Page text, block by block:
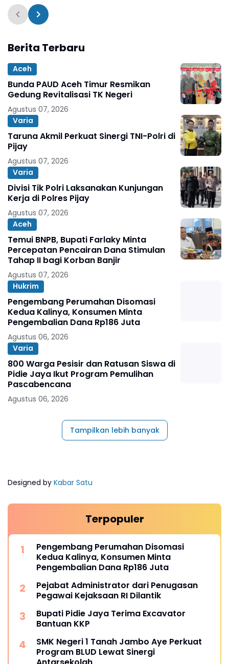
Berita Terbaru
Aceh
Bunda PAUD Aceh Timur Resmikan
Gedung Revitalisasi TK Negeri
Agustus 07, 2026
Varia
Taruna Akmil Perkuat Sinergi TNI-Polri di
Pijay
Agustus 07, 2026
Varia
Divisi Tik Polri Laksanakan Kunjungan
Kerja di Polres Pijay
Agustus 07, 2026
Aceh
Temui BNPB, Bupati Farlaky Minta
Percepatan Pencairan Dana Stimulan
Tahap II bagi Korban Banjir
Agustus 07, 2026
Hukrim
Pengembang Perumahan Disomasi
Kedua Kalinya, Konsumen Minta
Pengembalian Dana Rp186 Juta
Agustus 06, 2026
Varia
800 Warga Pesisir dan Ratusan Siswa di
Pidie Jaya Ikut Program Pemulihan
Pascabencana
Agustus 06, 2026
Tampilkan lebih banyak
Designed by Kabar Satu
Terpopuler
Pengembang Perumahan Disomasi
Kedua Kalinya, Konsumen Minta
Pengembalian Dana Rp186 Juta
Pejabat Administrator dari Penugasan
Pegawai Kejaksaan RI Dilantik
Bupati Pidie Jaya Terima Excavator
Bantuan KKP
SMK Negeri 1 Tanah Jambo Aye Perkuat
Program BLUD Lewat Sinergi